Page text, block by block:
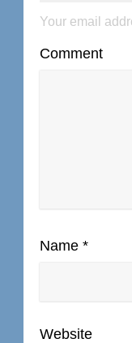
Your email
Comment
Name *
Website